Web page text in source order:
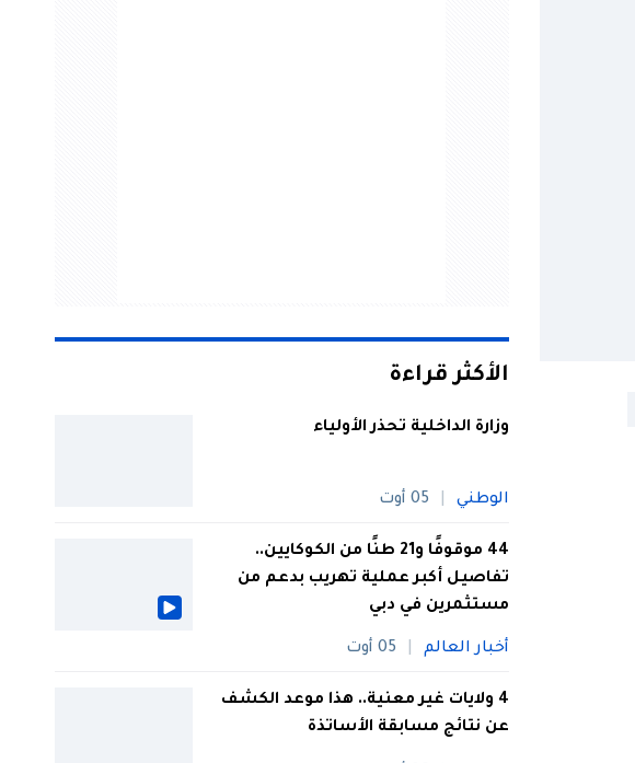
الأكثر قراءة
وزارة الداخلية تحذر الأولياء
الوطني 05 أوت
44 موقوفًا و21 طنًا من الكوكايين..
تفاصيل أكبر عملية تهريب بدعم من
مستثمرين في دبي
أخبار العالم 05 أوت
4 ولايات غير معنية.. هذا موعد الكشف
عن نتائج مسابقة الأساتذة